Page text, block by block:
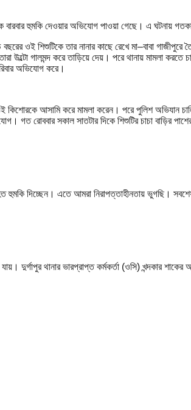
হুমকি দেওয়ার অভিযোগ পাওয়া গেছে। এ ঘটনায়
ওই শিশুটিকে তার নানার কাছে রেখে মা–বাবা
উল্টো গালমন্দ করে তাড়িয়ে দেয়। পরে থানায় মামলা
অভিযোগ করে।
কিশোরকে আসামি করে মামলা করেন। পরে পুলিশ অভিযান
গত রোববার সকাল সাতটার দিকে শিশুটির চাচা
হুমকি দিচ্ছেন। এতে আমরা নিরাপত্তাহীনতায় ভুগছি।
দুর্গাপুর থানার ভারপ্রাপ্ত কর্মকর্তা (ওসি) খন্দকার